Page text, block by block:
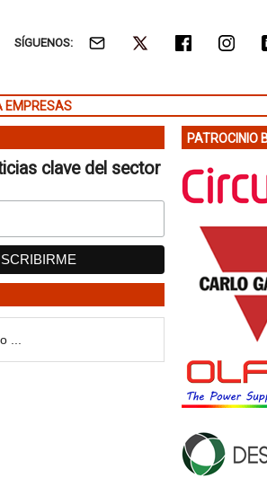
SÍGUENOS:
EMPRESAS
clave del sector
PATROCINIO